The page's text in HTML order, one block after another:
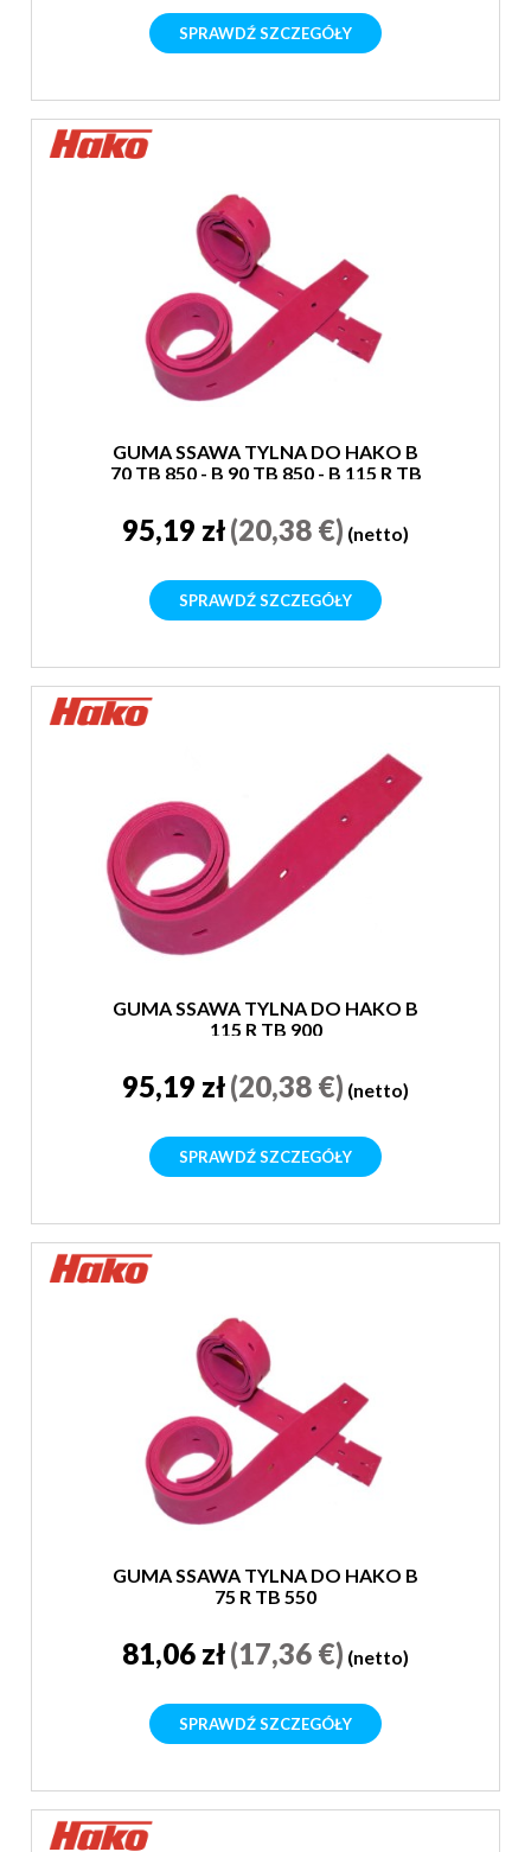
SPRAWDŹ SZCZEGÓŁY
GUMA SSAWA TYLNA DO HAKO B
70 TB 850 - B 90 TB 850 - B 115 R TB
95,19 zł(20,38 €) (netto)
SPRAWDŹ SZCZEGÓŁY
GUMA SSAWA TYLNA DO HAKO B
115 R TB 900
95,19 zł(20,38 €) (netto)
SPRAWDŹ SZCZEGÓŁY
GUMA SSAWA TYLNA DO HAKO B
75 R TB 550
81,06 zł(17,36 €) (netto)
SPRAWDŹ SZCZEGÓŁY